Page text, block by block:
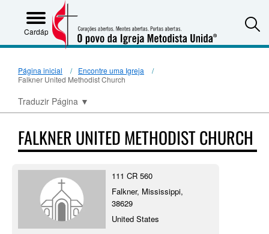
Cardápio
Página inicial
Encontre uma Igreja
Falkner United Methodist Church
Traduzir Página ▼
FALKNER UNITED METHODIST CHURCH
111 CR 560
Falkner, Mississippi,
38629
United States